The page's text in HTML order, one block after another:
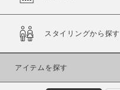
スタイリングから探す
アイテムを探す